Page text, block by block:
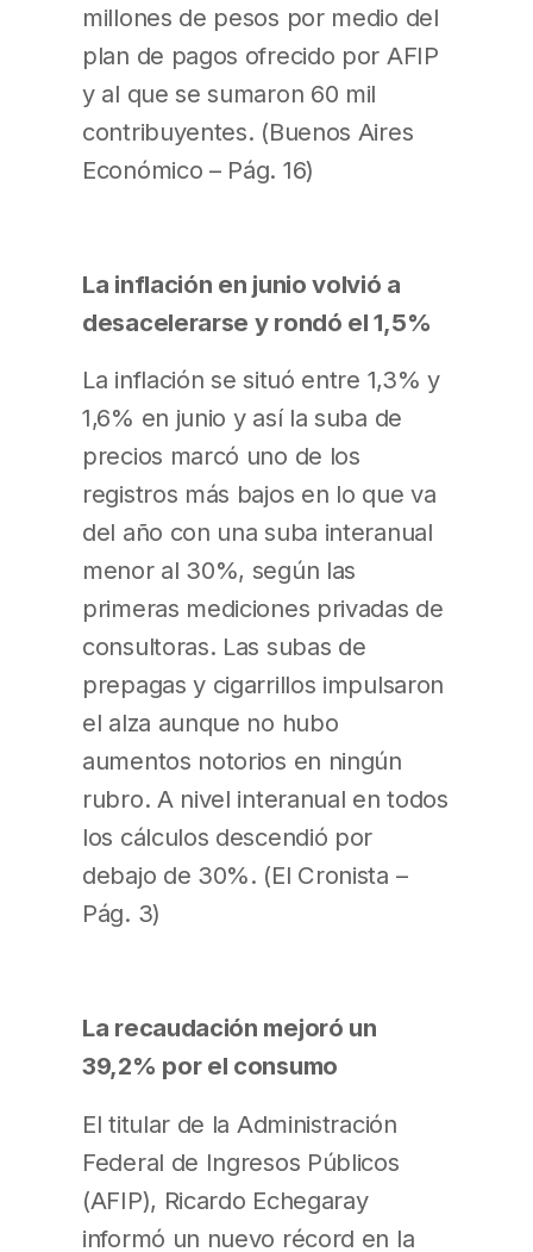
millones de pesos por medio del
plan de pagos ofrecido por AFIP
y al que se sumaron 60 mil
contribuyentes. (Buenos Aires
Económico – Pág. 16)
La inflación en junio volvió a
desacelerarse y rondó el 1,5%
La inflación se situó entre 1,3% y
1,6% en junio y así la suba de
precios marcó uno de los
registros más bajos en lo que va
del año con una suba interanual
menor al 30%, según las
primeras mediciones privadas de
consultoras. Las subas de
prepagas y cigarrillos impulsaron
el alza aunque no hubo
aumentos notorios en ningún
rubro. A nivel interanual en todos
los cálculos descendió por
debajo de 30%. (El Cronista –
Pág. 3)
La recaudación mejoró un
39,2% por el consumo
El titular de la Administración
Federal de Ingresos Públicos
(AFIP), Ricardo Echegaray
informó un nuevo récord en la